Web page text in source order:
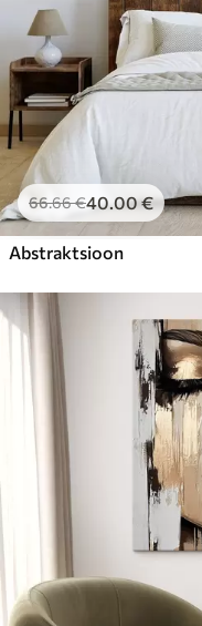
66.66€40.00€
Abstraktsioon